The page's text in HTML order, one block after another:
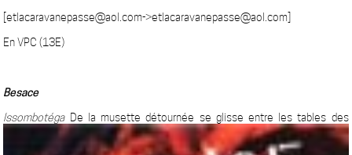
[etlacaravanepasse@aol.com->etlacaravanepasse@aol.com]
En VPC (13E)
Besace
Issombotéga De la musette détournée se glisse entre les tables des